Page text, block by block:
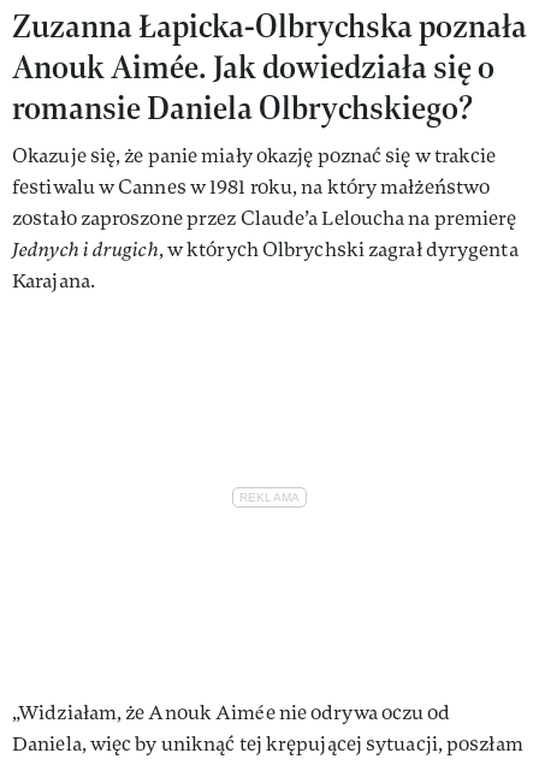
Zuzanna Łapicka-Olbrychska poznała
Anouk Aimée. Jak dowiedziała się o
romansie Daniela Olbrychskiego?
Okazuje się, że panie miały okazję poznać się w trakcie
festiwalu w Cannes w 1981 roku, na który małżeństwo
zostało zaproszone przez Claude’a Leloucha na premierę
Jednych i drugich, w których Olbrychski zagrał dyrygenta
Karajana.
„Widziałam, że Anouk Aimée nie odrywa oczu od
Daniela, więc by uniknąć tej krępującej sytuacji, poszłam